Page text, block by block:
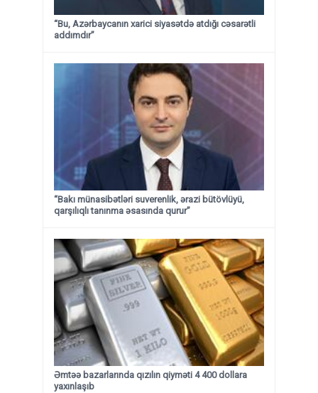
“Bu, Azərbaycanın xarici siyasətdə atdığı cəsarətli
addımdır”
“Bakı münasibətləri suverenlik, ərazi bütövlüyü,
qarşılıqlı tanınma əsasında qurur”
Əmtəə bazarlarında qızılın qiyməti 4 400 dollara
yaxınlaşıb